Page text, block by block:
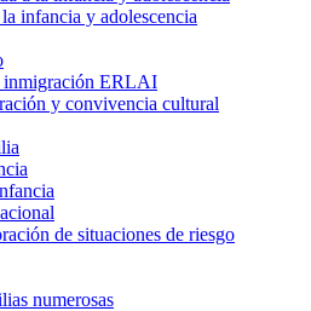
infancia y adolescencia
inmigración ERLAI
y convivencia cultural
de situaciones de riesgo
numerosas